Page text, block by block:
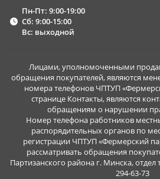
Пн-Пт: 9:00-19:00
Сб: 9:00-15:00
Вс: выходной
Лицами, уполномоченными
обращения покупателей, являются
номера телефонов ЧПТУП
странице Контакты, являются
обращениям о нарушении
Номер телефона работников
распорядительных органов по
регистрации ЧПТУП «Фермерский
рассматривать обращения
Партизанского района г. Минска, отдел
294-63-73